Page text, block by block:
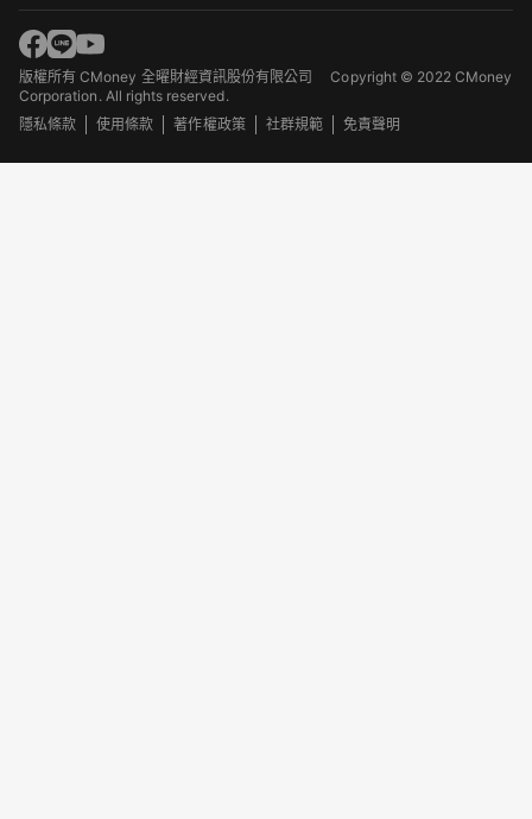
版權所有 CMoney 全曜財經資訊股份有限公司Copyright © 2022 CMoney
Corporation. All rights reserved.
隱私條款
使用條款 著作權政策 社群規範 免責聲明